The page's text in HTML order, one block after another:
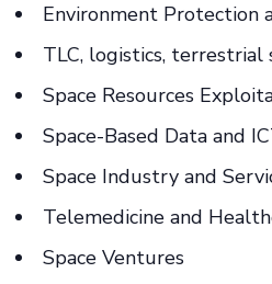
Environment Protection
TLC, logistics,
Space Resources
Space-Based Data and
Space Industry and
Telemedicine and
Space Ventures